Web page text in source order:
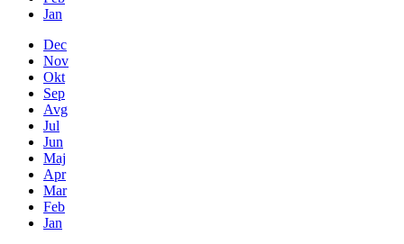
Jan
Dec
Nov
Okt
Sep
Avg
Jul
Jun
Maj
Apr
Mar
Feb
Jan